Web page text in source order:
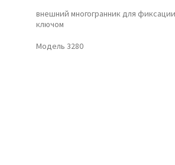
внешний многогранник для
ключом
Модель 3280